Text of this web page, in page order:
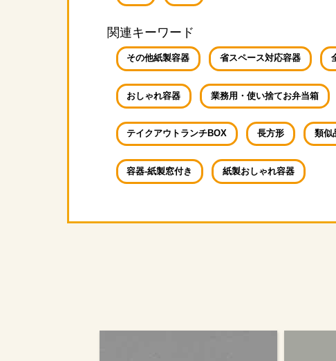
関連キーワード
その他紙製容器 省スペース対応容器
おしゃれ容器 業務用・使い捨てお弁当箱
テイクアウトランチBOX 長方形 類似
容器‐紙製窓付き 紙製おしゃれ容器